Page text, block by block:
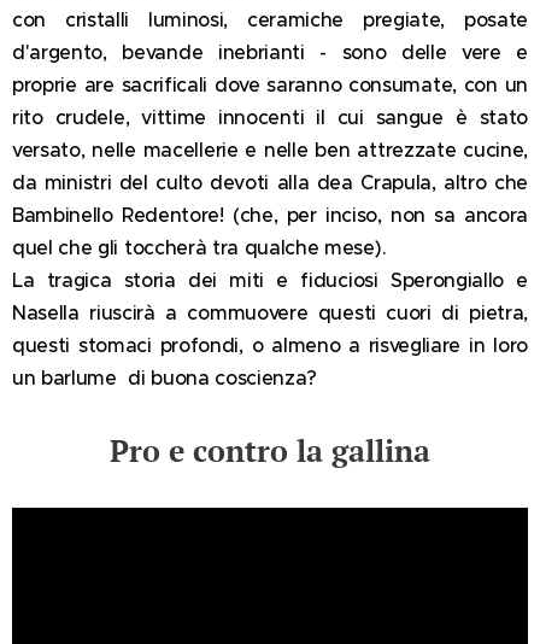
con cristalli luminosi, ceramiche pregiate, posate
d'argento, bevande inebrianti - sono delle vere e
proprie are sacrificali dove saranno consumate, con un
rito crudele, vittime innocenti il cui sangue è stato
versato, nelle macellerie e nelle ben attrezzate cucine,
da ministri del culto devoti alla dea Crapula, altro che
Bambinello Redentore! (che, per inciso, non sa ancora
quel che gli toccherà tra qualche mese).
La tragica storia dei miti e fiduciosi Sperongiallo e
Nasella riuscirà a commuovere questi cuori di pietra,
questi stomaci profondi, o almeno a risvegliare in loro
un barlume di buona coscienza?
Pro e contro la gallina